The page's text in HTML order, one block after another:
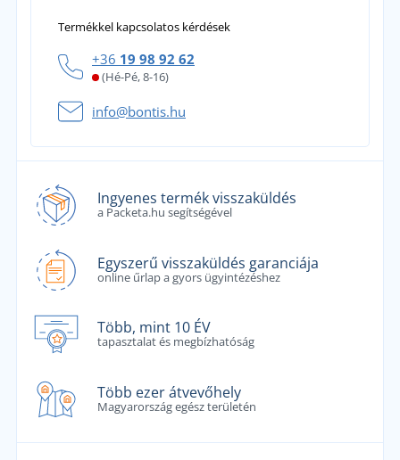
Termékkel kapcsolatos kérdések
+36 19 98 92 62
(Hé-Pé, 8-16)
info@bontis.hu
Ingyenes termék visszaküldés
a Packeta.hu segítségével
Egyszerű visszaküldés garanciája
online űrlap a gyors ügyintézéshez
Több, mint 10 ÉV
tapasztalat és megbízhatóság
Több ezer átvevőhely
Magyarország egész területén